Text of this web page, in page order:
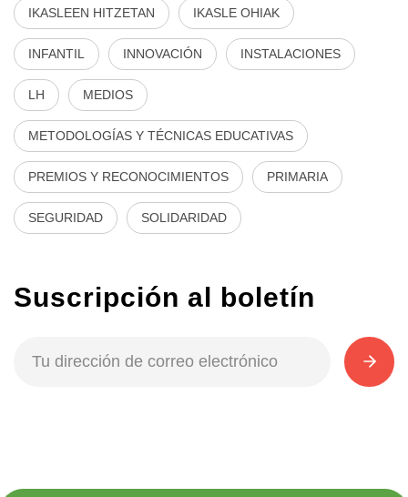
IKASLEEN HITZETAN IKASLE OHIAK
INFANTIL INNOVACIÓN INSTALACIONES
LH MEDIOS
METODOLOGÍAS Y TÉCNICAS EDUCATIVAS
PREMIOS Y RECONOCIMIENTOS PRIMARIA
SEGURIDAD SOLIDARIDAD
Suscripción al boletín